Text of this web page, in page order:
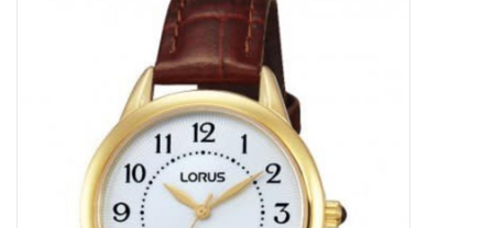
Overige
Merken
Cadeaukaarten